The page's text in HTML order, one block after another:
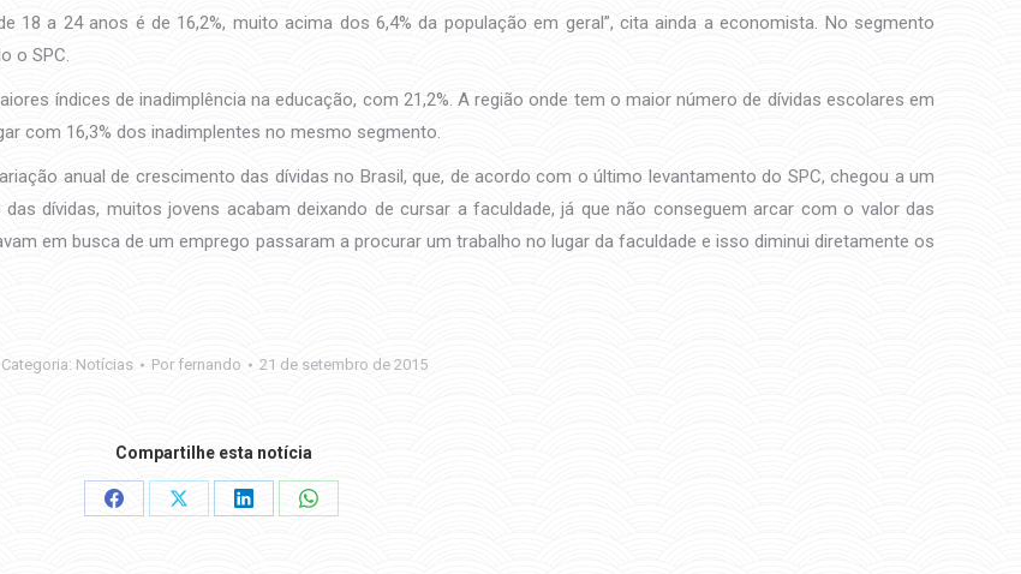
18 a 24 anos é de 16,2%, muito acima dos 6,4% da população em geral”, cita ainda a economista. No segmento
o SPC.
índices de inadimplência na educação, com 21,2%. A região onde tem o maior número de dívidas escolares em
com 16,3% dos inadimplentes no mesmo segmento.
anual de crescimento das dívidas no Brasil, que, de acordo com o último levantamento do SPC, chegou a um
dívidas, muitos jovens acabam deixando de cursar a faculdade, já que não conseguem arcar com o valor das
em busca de um emprego passaram a procurar um trabalho no lugar da faculdade e isso diminui diretamente os
Categoria: Notícias Por fernando 21 de setembro de 2015
Compartilhe esta notícia
Share
Share
Share
Share